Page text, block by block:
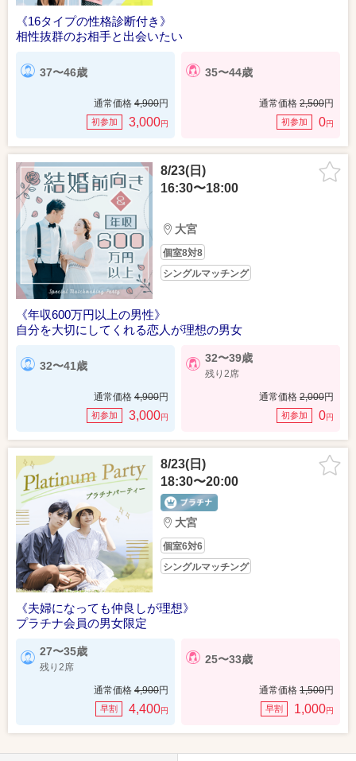
《16タイプの性格診断付き》
相性抜群のお相手と出会いたい
37〜46歳
通常価格 4,900円
初参加 3,000円
35〜44歳
通常価格 2,500円
初参加 0円
8/23(日)
16:30〜18:00
大宮
個室8対8
シングルマッチング
《年収600万円以上の男性》
自分を大切にしてくれる恋人が理想の男女
32〜41歳
通常価格 4,900円
初参加 3,000円
32〜39歳
残り2席
通常価格 2,000円
初参加 0円
8/23(日)
18:30〜20:00
大宮
個室6対6
シングルマッチング
《夫婦になっても仲良しが理想》
プラチナ会員の男女限定
27〜35歳
残り2席
通常価格 4,900円
早割 4,400円
25〜33歳
通常価格 1,500円
早割 1,000円